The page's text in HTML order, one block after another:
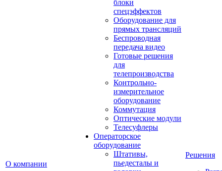
О компании
блоки
спецэффектов
Оборудование для
прямых трансляций
Беспроводная
передача видео
Готовые решения
для
телепроизводства
Контрольно-
измерительное
оборудование
Коммутация
Оптические модули
Телесуфлеры
Операторское
оборудование
Штативы,
пьедесталы и
Решения